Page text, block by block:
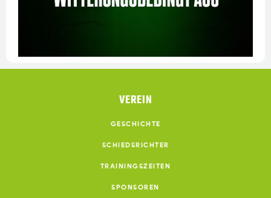
VEREIN
GESCHICHTE
SCHIEDSRICHTER
TRAININGSZEITEN
SPONSOREN